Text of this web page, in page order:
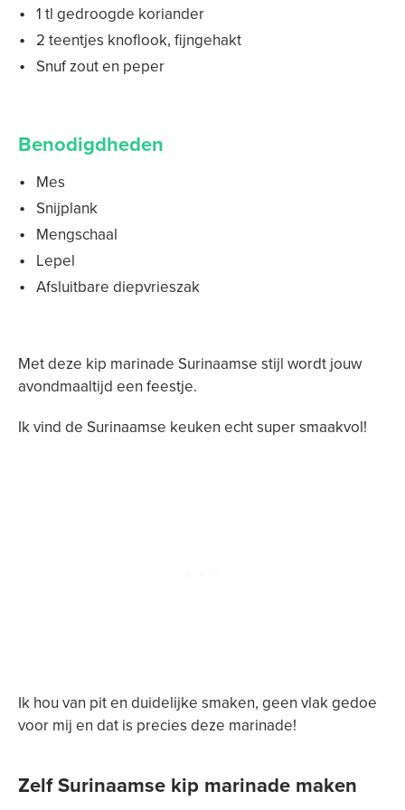
1 tl gedroogde koriander
2 teentjes knoflook, fijngehakt
Snuf zout en peper
Benodigdheden
Mes
Snijplank
Mengschaal
Lepel
Afsluitbare diepvrieszak
Met deze kip marinade Surinaamse stijl wordt jouw
avondmaaltijd een feestje.
Ik vind de Surinaamse keuken echt super smaakvol!
Ik hou van pit en duidelijke smaken, geen vlak gedoe
voor mij en dat is precies deze marinade!
Zelf Surinaamse kip marinade maken